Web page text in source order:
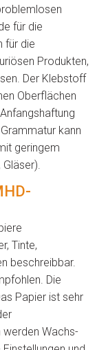
für die
für die
Produkten,
Der Klebstoff
Oberflächen
kann
geringem
Tinte,
beschreibbar.
Die
Papier ist sehr
Wachs-